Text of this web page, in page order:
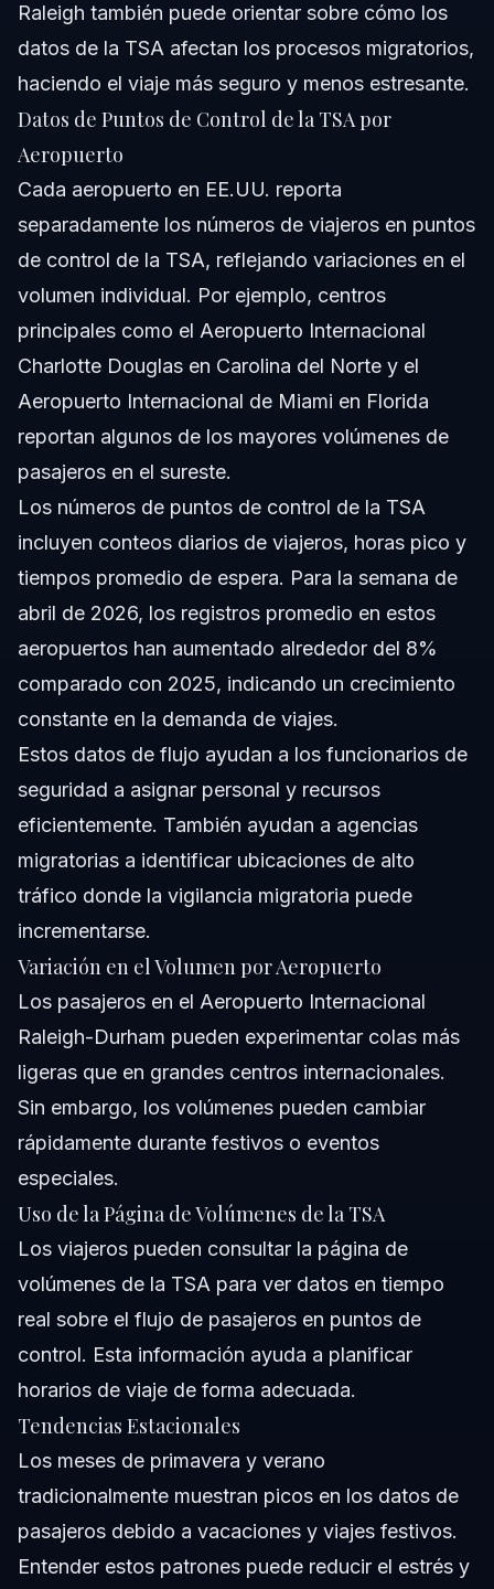
Raleigh también puede orientar sobre cómo los
datos de la TSA afectan los procesos migratorios,
haciendo el viaje más seguro y menos estresante.
Datos de Puntos de Control de la TSA por
Aeropuerto
Cada aeropuerto en EE.UU. reporta
separadamente los números de viajeros en puntos
de control de la TSA, reflejando variaciones en el
volumen individual. Por ejemplo, centros
principales como el Aeropuerto Internacional
Charlotte Douglas en Carolina del Norte y el
Aeropuerto Internacional de Miami en Florida
reportan algunos de los mayores volúmenes de
pasajeros en el sureste.
Los números de puntos de control de la TSA
incluyen conteos diarios de viajeros, horas pico y
tiempos promedio de espera. Para la semana de
abril de 2026, los registros promedio en estos
aeropuertos han aumentado alrededor del 8%
comparado con 2025, indicando un crecimiento
constante en la demanda de viajes.
Estos datos de flujo ayudan a los funcionarios de
seguridad a asignar personal y recursos
eficientemente. También ayudan a agencias
migratorias a identificar ubicaciones de alto
tráfico donde la vigilancia migratoria puede
incrementarse.
Variación en el Volumen por Aeropuerto
Los pasajeros en el Aeropuerto Internacional
Raleigh-Durham pueden experimentar colas más
ligeras que en grandes centros internacionales.
Sin embargo, los volúmenes pueden cambiar
rápidamente durante festivos o eventos
especiales.
Uso de la Página de Volúmenes de la TSA
Los viajeros pueden consultar la página de
volúmenes de la TSA para ver datos en tiempo
real sobre el flujo de pasajeros en puntos de
control. Esta información ayuda a planificar
horarios de viaje de forma adecuada.
Tendencias Estacionales
Los meses de primavera y verano
tradicionalmente muestran picos en los datos de
pasajeros debido a vacaciones y viajes festivos.
Entender estos patrones puede reducir el estrés y